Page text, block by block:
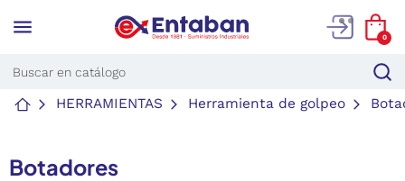
menu 0
HERRAMIENTAS Herramienta de golpeo
Botadores